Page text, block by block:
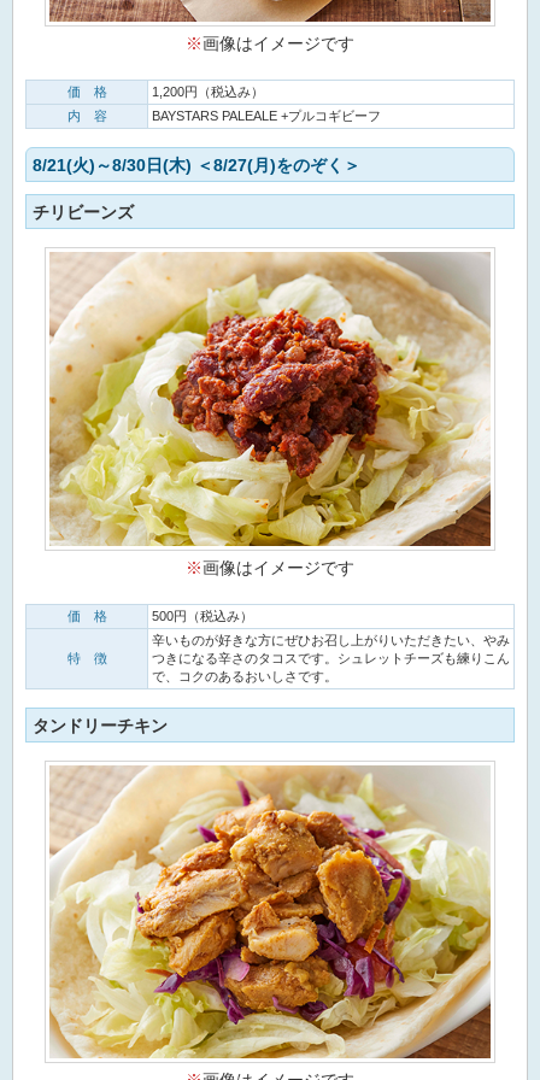
※画像はイメージです
価 格
1,200円（税込み）
内 容
BAYSTARS PALEALE +プルコギビーフ
8/21(火)～8/30日(木) ＜8/27(月)をのぞく＞
チリビーンズ
※画像はイメージです
価 格 500円（税込み）
特 徴
辛いものが好きな方にぜひお召し上がりいただきたい、やみ
つきになる辛さのタコスです。シュレットチーズも練りこん
で、コクのあるおいしさです。
タンドリーチキン